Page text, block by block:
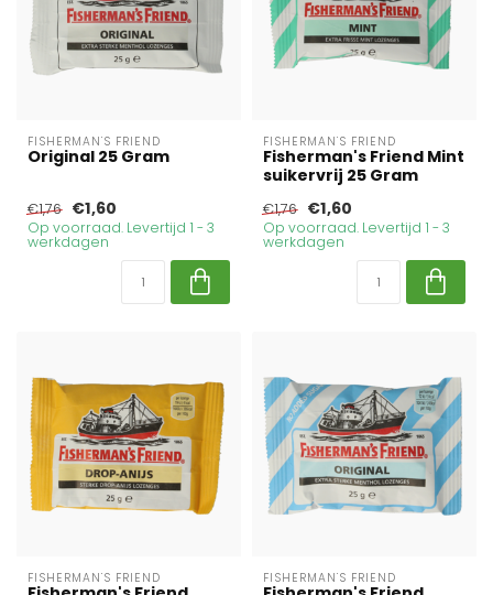
FISHERMAN'S FRIEND
Original 25 Gram
€1,76 €1,60
Op voorraad. Levertijd 1 - 3
werkdagen
FISHERMAN'S FRIEND
Fisherman's Friend Mint
suikervrij 25 Gram
€1,76 €1,60
Op voorraad. Levertijd 1 - 3
werkdagen
FISHERMAN'S FRIEND FISHERMAN'S FRIEND